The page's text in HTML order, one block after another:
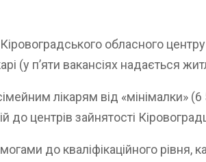
обласного
(у п’яти вакансіях надається
лікарям від «мінімалки»
до центрів зайнятості
до кваліфікаційного рівня,